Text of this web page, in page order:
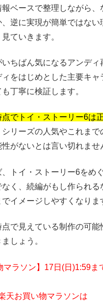
ベースで整理しながら、
逆に実現が簡単ではない
ていきます。
ちばん気になるアンディ
をはじめとした主要キャ
丁寧に検証します。
点でトイ・ストーリー6は
シリーズの人気やこれまで
がないとは言い切れませ
トイ・ストーリー6をめ
く、続編がもし作られる
イメージしやすくなりま
で見えている制作の可能
しょう。
マラソン】17日(日)1:59ま
天お買い物マラソンは